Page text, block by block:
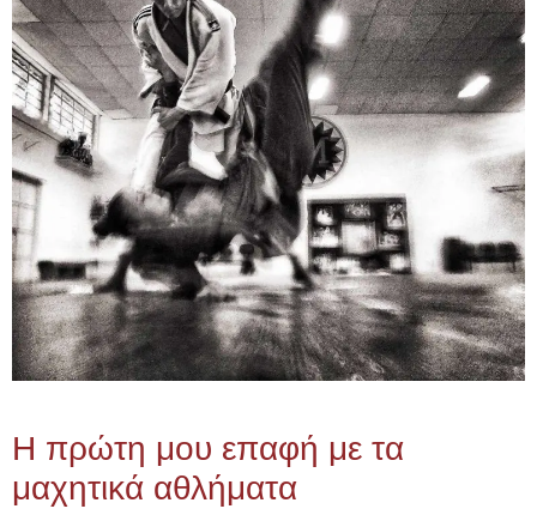
Η πρώτη μου επαφή με τα
μαχητικά αθλήματα